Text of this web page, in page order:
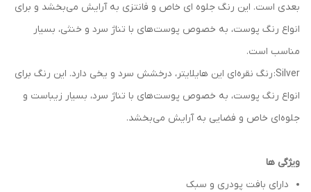
بعدی است. این رنگ جلوه‌ ای خاص و فانتزی به آرایش می‌بخشد و برای
انواع رنگ پوست، به خصوص پوست‌های با تناژ سرد و خنثی، بسیار
مناسب است.
Silver: رنگ نقره‌ای این هایلایتر، درخشش سرد و یخی دارد. این رنگ برای
انواع رنگ پوست، به خصوص پوست‌های با تناژ سرد، بسیار زیباست و
جلوه‌ای خاص و فضایی به آرایش می‌بخشد.
ویژگی ها
دارای بافت پودری و سبک